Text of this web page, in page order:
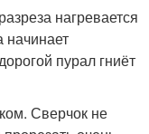
нагревается
начинает
пурал гниёт
Сверчок не